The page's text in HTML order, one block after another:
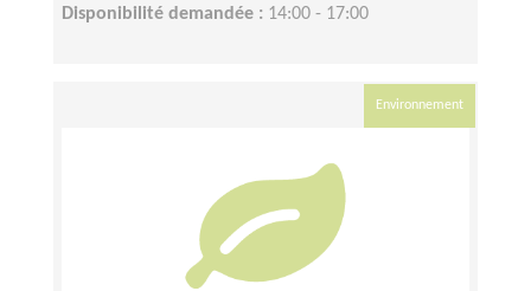
Disponibilité demandée : 14:00 - 17:00
Environnement